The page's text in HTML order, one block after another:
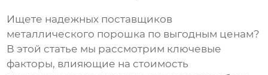
Ищете надежных поставщиков
металлического порошка по выгодным ценам?
В этой статье мы рассмотрим ключевые
факторы, влияющие на стоимость